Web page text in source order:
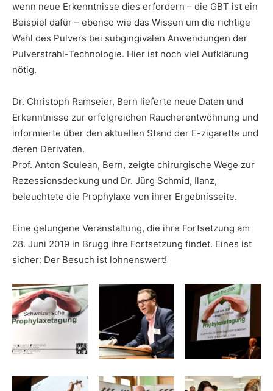
wenn neue Erkenntnisse dies erfordern – die GBT ist ein
Beispiel dafür – ebenso wie das Wissen um die richtige
Wahl des Pulvers bei subgingivalen Anwendungen der
Pulverstrahl-Technologie. Hier ist noch viel Aufklärung
nötig.
Dr. Christoph Ramseier, Bern lieferte neue Daten und
Erkenntnisse zur erfolgreichen Raucherentwöhnung und
informierte über den aktuellen Stand der E-zigarette und
deren Derivaten.
Prof. Anton Sculean, Bern, zeigte chirurgische Wege zur
Rezessionsdeckung und Dr. Jürg Schmid, Ilanz,
beleuchtete die Prophylaxe von ihrer Ergebnisseite.
Eine gelungene Veranstaltung, die ihre Fortsetzung am
28. Juni 2019 in Brugg ihre Fortsetzung findet. Eines ist
sicher: Der Besuch ist lohnenswert!